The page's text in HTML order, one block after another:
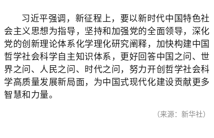
习近平强调，新征程上，要以新时代中国特色社
会主义思想为指导，坚持和加强党的全面领导，深化
党的创新理论体系化学理化研究阐释，加快构建中国
哲学社会科学自主知识体系，更好回答中国之问、世
界之问、人民之问、时代之问，努力开创哲学社会科
学高质量发展新局面，为中国式现代化建设贡献更多
智慧和力量。
（来源：新华社）